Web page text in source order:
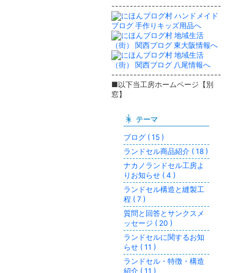
------------------------------
------------------------------
■以下当工房ホームページ【別
窓】
テーマ
ブログ ( 15 )
ランドセル商品紹介 ( 18 )
ナカノランドセル工房よ
りお知らせ ( 4 )
ランドセル構造と縫製工
程 ( 7 )
質問と回答とサンクスメ
ッセージ ( 20 )
ランドセルに関するお知
らせ ( 11 )
ランドセル・特徴・構造
紹介 ( 11 )